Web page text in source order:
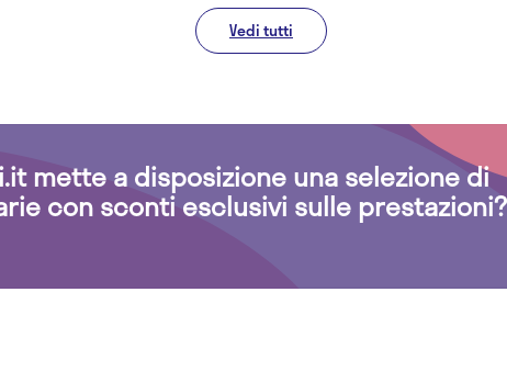
Vedi tutti
mette a disposizione una selezione di
con sconti esclusivi sulle prestazioni?